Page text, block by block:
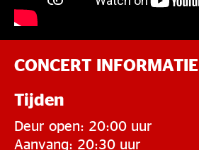
CONCERT INFORMATIE
Tijden
Deur open: 20:00 uur
Aanvang: 20:30 uur